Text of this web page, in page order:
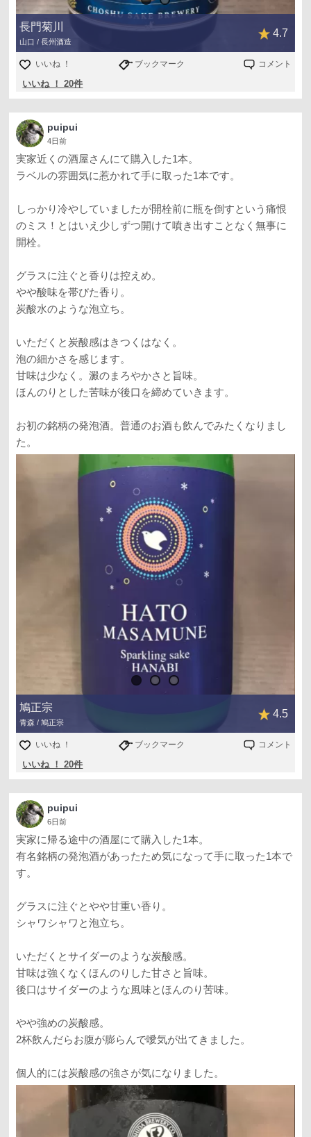
長門菊川
山口 / 長州酒造
4.7
いいね ！ ブックマーク コメント
いいね ！ 20件
puipui
4日前
実家近くの酒屋さんにて購入した1本。
ラベルの雰囲気に惹かれて手に取った1本です。
しっかり冷やしていましたが開栓前に瓶を倒すという痛恨
のミス！とはいえ少しずつ開けて噴き出すことなく無事に
開栓。
グラスに注ぐと香りは控えめ。
やや酸味を帯びた香り。
炭酸水のような泡立ち。
いただくと炭酸感はきつくはなく。
泡の細かさを感じます。
甘味は少なく。澱のまろやかさと旨味。
ほんのりとした苦味が後口を締めていきます。
お初の銘柄の発泡酒。普通のお酒も飲んでみたくなりまし
た。
鳩正宗
青森 / 鳩正宗
4.5
いいね ！ ブックマーク コメント
いいね ！ 20件
puipui
6日前
実家に帰る途中の酒屋にて購入した1本。
有名銘柄の発泡酒があったため気になって手に取った1本で
す。
グラスに注ぐとやや甘重い香り。
シャワシャワと泡立ち。
いただくとサイダーのような炭酸感。
甘味は強くなくほんのりした甘さと旨味。
後口はサイダーのような風味とほんのり苦味。
やや強めの炭酸感。
2杯飲んだらお腹が膨らんで噯気が出てきました。
個人的には炭酸感の強さが気になりました。